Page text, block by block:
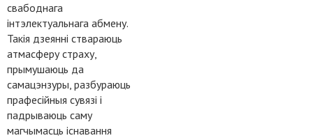
свабоднага
інтэлектуальнага абмену.
Такія дзеянні ствараюць
атмасферу страху,
прымушаюць да
самацэнзуры, разбураюць
прафесійныя сувязі і
падрываюць саму
магчымасць існавання